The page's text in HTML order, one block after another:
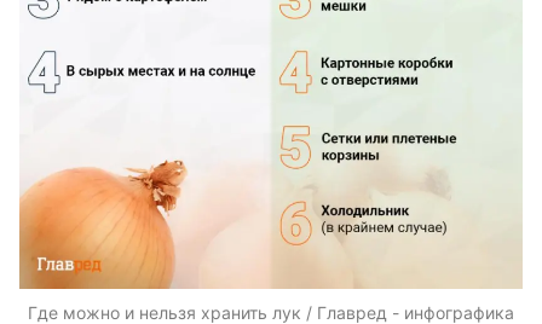
Где можно и нельзя хранить лук / Главред - инфографика